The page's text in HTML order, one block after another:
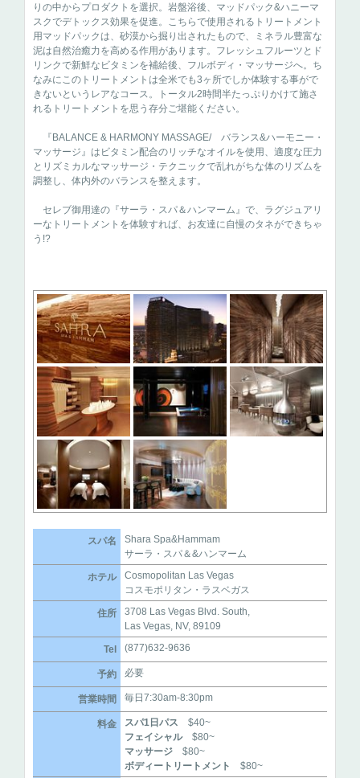
りの中からプロダクトを選択。岩盤浴後、マッドパック&ハニーマ
スクでデトックス効果を促進。こちらで使用されるトリートメント
用マッドパックは、砂漠から掘り出されたもので、ミネラル豊富な
泥は自然治癒力を高める作用があります。フレッシュフルーツとド
リンクで新鮮なビタミンを補給後、フルボディ・マッサージへ。ち
なみにこのトリートメントは全米でも3ヶ所でしか体験する事がで
きないというレアなコース。トータル2時間半たっぷりかけて施さ
れるトリートメントを思う存分ご堪能ください。
『BALANCE & HARMONY MASSAGE/ バランス&ハーモニー・
マッサージ』はビタミン配合のリッチなオイルを使用、適度な圧力
とリズミカルなマッサージ・テクニックで乱れがちな体のリズムを
調整し、体内外のバランスを整えます。
セレブ御用達の『サーラ・スパ＆ハンマーム』で、ラグジュアリ
ーなトリートメントを体験すれば、お友達に自慢のタネができちゃ
う!?
スパ名
Shara Spa&Hammam
サーラ・スパ＆&ハンマーム
ホテル
Cosmopolitan Las Vegas
コスモポリタン・ラスベガス
住所
3708 Las Vegas Blvd. South,
Las Vegas, NV, 89109
Tel (877)632-9636
予約 必要
営業時間 毎日7:30am-8:30pm
料金 スパ1日パス $40~
フェイシャル$80~
マッサージ $80~
ボディートリートメント
$80~